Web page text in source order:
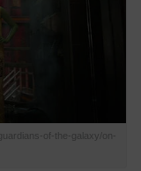
of-the-galaxy/on-